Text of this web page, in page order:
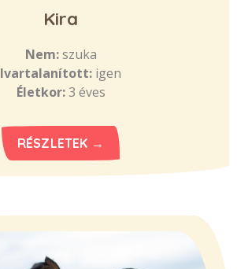
Kira
Nem:szuka
Ivartalanított: igen
Életkor:3 éves
RÉSZLETEK →